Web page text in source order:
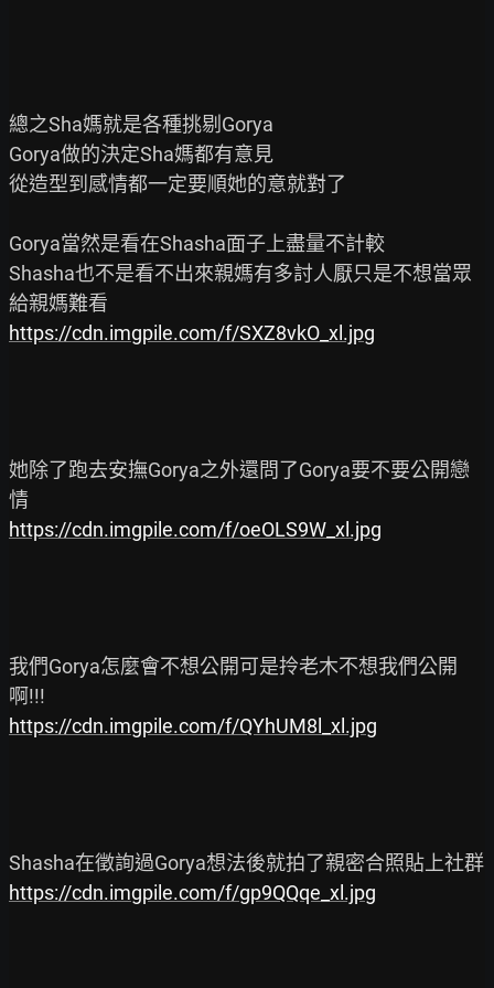
總之Sha媽就是各種挑剔Gorya
Gorya做的決定Sha媽都有意見
從造型到感情都一定要順她的意就對了
Gorya當然是看在Shasha面子上盡量不計較
Shasha也不是看不出來親媽有多討人厭只是不想當眾
https://cdn.imgpile.com/f/SXZ8vkO_xl.jpg
她除了跑去安撫Gorya之外還問了Gorya要不要公開戀
https://cdn.imgpile.com/f/oeOLS9W_xl.jpg
我們Gorya怎麼會不想公開可是拎老木不想我們公開
https://cdn.imgpile.com/f/QYhUM8l_xl.jpg
https://cdn.imgpile.com/f/gp9QQqe_xl.jpg